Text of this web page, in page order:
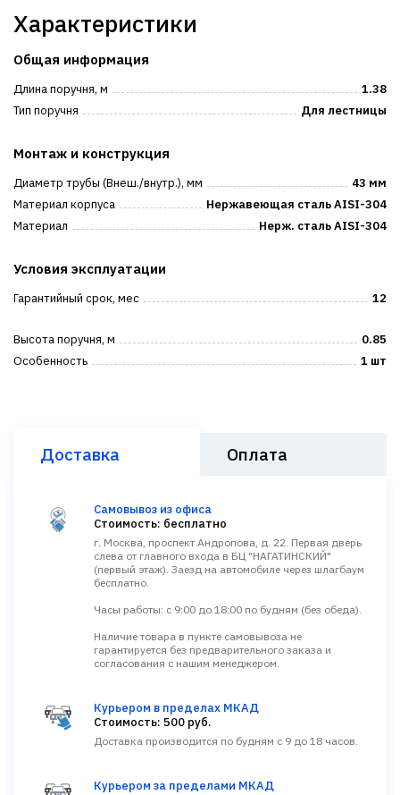
Характеристики
Общая информация
Длина поручня, м
1.38
Тип поручня
Для лестницы
Монтаж и конструкция
Диаметр трубы (Внеш./внутр.), мм
43 мм
Материал корпуса
Нержавеющая сталь AISI-304
Материал
Нерж. сталь AISI-304
Условия эксплуатации
Гарантийный срок, мес 12
Высота поручня, м
0.85
Особенность
1 шт
Доставка Оплата
Самовывоз из офиса
Стоимость: бесплатно
г. Москва, проспект Андропова, д. 22. Первая дверь
слева от главного входа в БЦ "НАГАТИНСКИЙ"
(первый этаж). Заезд на автомобиле через шлагбаум
бесплатно.
Часы работы: с 9:00 до 18:00 по будням (без обеда).
Наличие товара в пункте самовывоза не
гарантируется без предварительного заказа и
согласования с нашим менеджером.
Курьером в пределах МКАД
Стоимость: 500 руб.
Доставка производится по будням с 9 до 18 часов.
Курьером за пределами МКАД